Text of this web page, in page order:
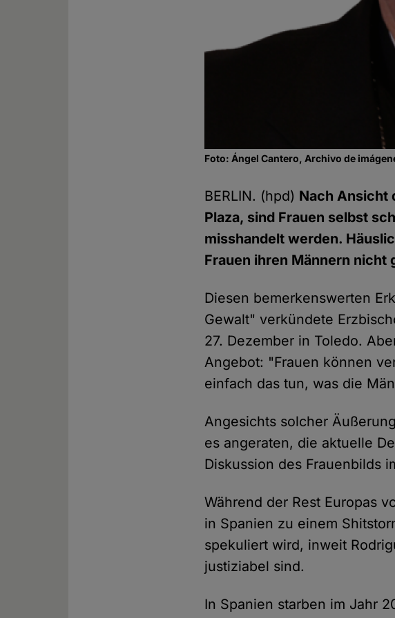
Foto: Ángel Cantero, Archivo de
BERLIN. (hpd) Nach Ansicht
Plaza, sind Frauen selbst
misshandelt werden.
Frauen ihren Männern nicht
Diesen bemerkenswerten
Gewalt" verkündete
27. Dezember in Toledo.
Angebot: "Frauen können
einfach das tun, was die
Angesichts solcher
es angeraten, die aktuelle
Diskussion des Frauenbilds
Während der Rest Europas
in Spanien zu einem
spekuliert wird, inweit
justiziabel sind.
In Spanien starben im Jahr